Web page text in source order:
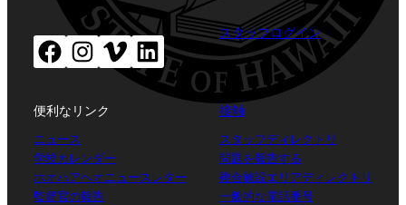
Facebook（新しいウィンドウが開きます）Instagram（新しいウィンドウが開きます）
Vimeo (新しいウィンドウが開きます)LinkedIn (新しいウィンドウが開きます)
スタッフログイン
便利なリンク
ニュース
学校カレンダー
ホオハアヘオニュースレター
監督官の報告
接触
スタッフディレクトリ
問題を報告する
複合施設エリアディレクトリ
一般的な電話番号